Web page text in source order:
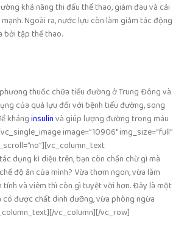
khả năng thi đấu thể thao, giảm đau và cải
Ngoài ra, nước lựu còn làm giảm tác động
bởi tập thể thao.
thuốc chữa tiểu đường ở Trung Đông và
của quả lựu đối với bệnh tiểu đường, song
khánginsulinvà giúp lượng đường trong máu
image=”10906″ img_size=”full”
dụng kì diệu trên, bạn còn chần chừ gì mà
độ ăn của mình? Vừa thơm ngon, vừa làm
tính và viêm thì còn gì tuyệt vời hơn. Đây là một
được chất dinh dưỡng, vừa phòng ngừa
vc_column][/vc_row]